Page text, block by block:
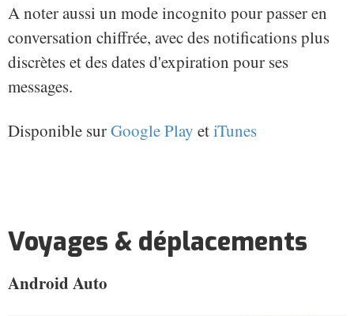
A noter aussi un mode incognito pour passer en
conversation chiffrée, avec des notifications plus
discrètes et des dates d'expiration pour ses
messages.
Disponible surGoogle Play etiTunes
Voyages & déplacements
Android Auto